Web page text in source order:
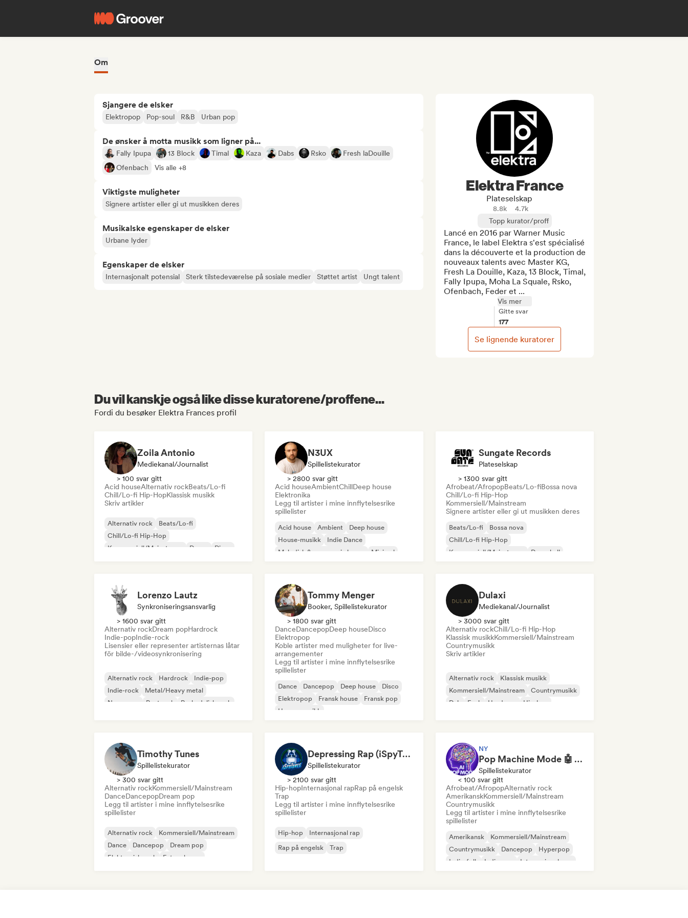
Om
Sjangere de elsker
Elektropop Pop-soul R&B Urban pop
De ønsker å motta musikk som ligner på...
Fally Ipupa 13 Block Timal Kaza Dabs Rsko
Fresh laDouille
Ofenbach
Vis alle +8
Viktigste muligheter
Signere artister eller gi ut musikken deres
Musikalske egenskaper de elsker
Urbane lyder
Egenskaper de elsker
Internasjonalt potensial Sterk tilstedeværelse på sosiale medier Støttet artist Ungt talent
Elektra France
Plateselskap
8.8k
4.7k
Topp kurator/proff
Lancé en 2016 par Warner Music
France, le label Elektra s'est spécialisé
dans la découverte et la production de
nouveaux talents avec Master KG,
Fresh La Douille, Kaza, 13 Block, Timal,
Fally Ipupa, Moha La Squale, Rsko,
Ofenbach, Feder et ...
Vis mer
Gitte svar
177
Se lignende kuratorer
Du vil kanskje også like disse kuratorene/proffene...
Fordi du besøker Elektra Frances profil
Zoila Antonio
Mediekanal/journalist
> 100 svar gitt
Acid houseAlternativ rockBeats/Lo-fi
Chill/Lo-fi Hip-HopKlassisk musikk
Skriv artikler
Alternativ rock
Beats/Lo-fi
Chill/Lo-fi Hip-Hop
Kommersiell/Mainstream
Dance
Disco
N3UX
Spillelistekurator
> 2800 svar gitt
Acid houseAmbientChillDeep house
Elektronika
Legg til artister i mine innflytelsesrike
spillelister
Acid house Ambient
Deep house
House-musikk
Indie Dance
Melodisk & progressiv house
Minimal
Sungate Records
Plateselskap
> 1300 svar gitt
Afrobeat/AfropopBeats/Lo-fiBossa nova
Chill/Lo-fi Hip-Hop
Kommersiell/Mainstream
Signere artister eller gi ut musikken deres
Beats/Lo-fi
Bossa nova
Chill/Lo-fi Hip-Hop
Kommersiell/Mainstream
Dancehall
Lorenzo Lautz
Synkroniseringsansvarlig
> 1600 svar gitt
Alternativ rockDream popHardrock
Indie-popIndie-rock
Lisensier eller representer artisternas låtar
för bilde-/videosynkronisering
Alternativ rock Hardrock
Indie-pop
Indie-rock
Metal/Heavy metal
New wave
Postpunk Psykedelisk rock
Tommy Menger
Booker, Spillelistekurator
> 1800 svar gitt
DanceDancepopDeep houseDisco
Elektropop
Koble artister med muligheter for live-
arrangementer
Legg til artister i mine innflytelsesrike
spillelister
Dance Dancepop Deep house
Disco
Elektropop
Fransk house
Fransk pop
House-musikk
Dulaxi
Mediekanal/journalist
> 3000 svar gitt
Alternativ rockChill/Lo-fi Hip-Hop
Klassisk musikkKommersiell/Mainstream
Countrymusikk
Skriv artikler
Alternativ rock
Klassisk musikk
Kommersiell/Mainstream
Countrymusikk
Dub
Funk Hardcore Hip-hop
Timothy Tunes
Spillelistekurator
> 300 svar gitt
Alternativ rockKommersiell/Mainstream
DanceDancepopDream pop
Legg til artister i mine innflytelsesrike
spillelister
Alternativ rock
Kommersiell/Mainstream
Dance
Dancepop
Dream pop
Elektronisk rock
Future house
Depressing Rap (iSpyTunes)
Spillelistekurator
> 2100 svar gitt
Hip-hopInternasjonal rapRap på engelsk
Trap
Legg til artister i mine innflytelsesrike
spillelister
Hip-hop
Internasjonal rap
Rap på engelsk
Trap
NY
Pop Machine Mode 🤖 AI Music, Indie Pop & Dream Pop
Spillelistekurator
< 100 svar gitt
Afrobeat/AfropopAlternativ rock
AmerikanskKommersiell/Mainstream
Countrymusikk
Legg til artister i mine innflytelsesrike
spillelister
Amerikansk
Kommersiell/Mainstream
Countrymusikk
Dancepop
Hyperpop
Indie-folk
Indie-pop Internasjonal pop